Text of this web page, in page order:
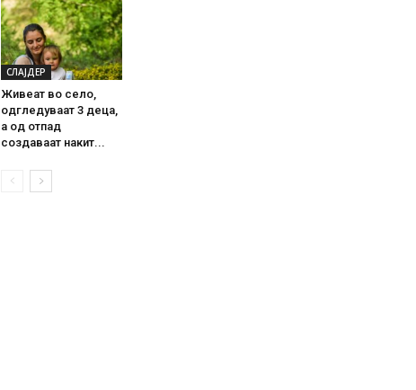
СЛАЈДЕР
Живеат во село,
одгледуваат 3 деца,
а од отпад
создаваат накит...